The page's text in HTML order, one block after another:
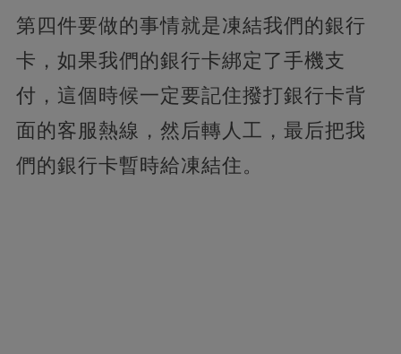
第四件要做的事情就是凍結我們的銀行
卡，如果我們的銀行卡綁定了手機支
付，這個時候一定要記住撥打銀行卡背
面的客服熱線，然后轉人工，最后把我
們的銀行卡暫時給凍結住。